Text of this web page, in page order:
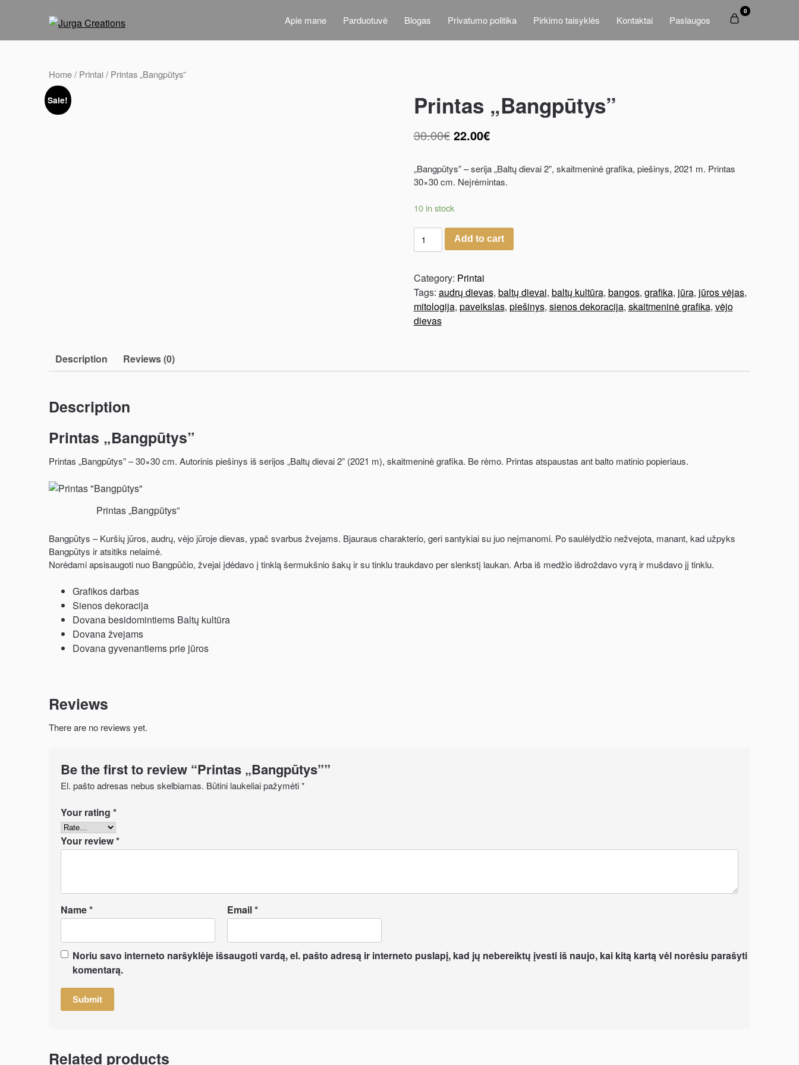
Apie mane Parduotuvė Blogas Privatumo politika Pirkimo taisyklės Kontaktai Paslaugos
0
Home/ Printai/ Printas „Bangpūtys”
Sale! Printas „Bangpūtys”
30.00€ 22.00€
„Bangpūtys” – serija „Baltų dievai 2”, skaitmeninė grafika, piešinys, 2021 m. Printas
30×30 cm. Neįrėmintas.
10 in stock
Printas
"Bangpūtys"
Add to cart
Category: Printai
Tags: audrų dievas, baltų dievai, baltų kultūra, bangos, grafika, jūra, jūros vėjas,
mitologija, paveikslas, piešinys, sienos dekoracija, skaitmeninė grafika, vėjo
dievas
Description Reviews (0)
Description
Printas „Bangpūtys”
Printas „Bangpūtys” – 30×30 cm. Autorinis piešinys iš serijos „Baltų dievai 2” (2021 m), skaitmeninė grafika. Be rėmo. Printas atspaustas ant balto matinio popieriaus.
Printas „Bangpūtys”
Bangpūtys – Kuršių jūros, audrų, vėjo jūroje dievas, ypač svarbus žvejams. Bjauraus charakterio, geri santykiai su juo neįmanomi. Po saulėlydžio nežvejota, manant, kad užpyks
Bangpūtys ir atsitiks nelaimė.
Norėdami apsisaugoti nuo Bangpūčio, žvejai įdėdavo į tinklą šermukšnio šakų ir su tinklu traukdavo per slenkstį laukan. Arba iš medžio išdroždavo vyrą ir mušdavo jį tinklu.
Grafikos darbas
Sienos dekoracija
Dovana besidomintiems Baltų kultūra
Dovana žvejams
Dovana gyvenantiems prie jūros
Reviews
There are no reviews yet.
Be the first to review “Printas „Bangpūtys””
El. pašto adresas nebus skelbiamas. Būtini laukeliai pažymėti*
Your rating *
Your review*
Name* Email*
Noriu savo interneto naršyklėje išsaugoti vardą, el. pašto adresą ir interneto puslapį, kad jų nebereiktų įvesti iš naujo, kai kitą kartą vėl norėsiu parašyti
komentarą.
Related products